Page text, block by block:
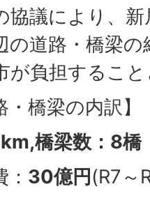
協議により、
の道路・橋梁
が負担するこ
・橋梁の内訳】
橋梁数：8橋
30億円 (R7～